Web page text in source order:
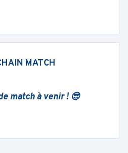
MATCH
match à venir ! 😎